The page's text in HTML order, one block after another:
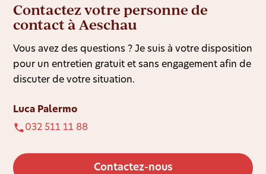
Contactez votre personne de
contact à Aeschau
Vous avez des questions ? Je suis à votre disposition
pour un entretien gratuit et sans engagement afin de
discuter de votre situation.
Luca Palermo
032 511 11 88
Contactez-nous